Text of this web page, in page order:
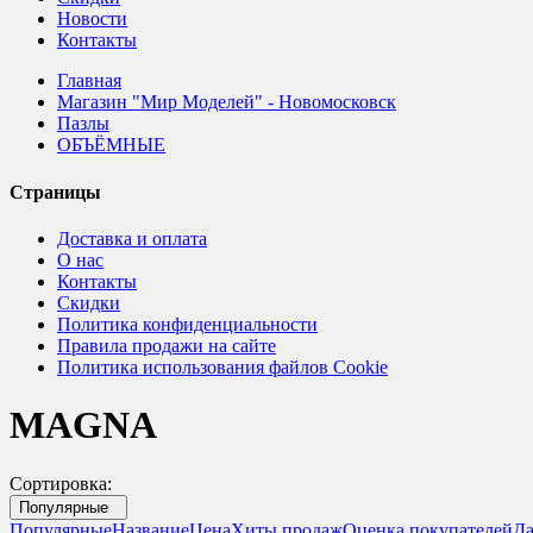
Новости
Контакты
Главная
Магазин "Мир Моделей" - Новомосковск
Пазлы
ОБЪЁМНЫЕ
Страницы
Доставка и оплата
О нас
Контакты
Скидки
Политика конфиденциальности
Правила продажи на сайте
Политика использования файлов Cookie
MAGNA
Сортировка:
Популярные